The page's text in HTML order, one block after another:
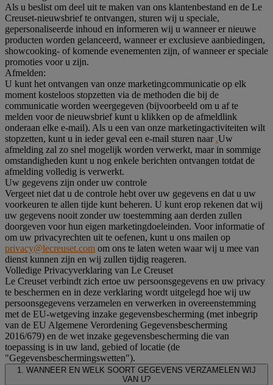
Als u beslist om deel uit te maken van ons klantenbestand en de Le
Creuset-nieuwsbrief te ontvangen, sturen wij u speciale,
gepersonaliseerde inhoud en informeren wij u wanneer er nieuwe
producten worden gelanceerd, wanneer er exclusieve aanbiedingen,
showcooking- of komende evenementen zijn, of wanneer er speciale
promoties voor u zijn.
Afmelden:
U kunt het ontvangen van onze marketingcommunicatie op elk
moment kosteloos stopzetten via de methoden die bij de
communicatie worden weergegeven (bijvoorbeeld om u af te
melden voor de nieuwsbrief kunt u klikken op de afmeldlink
onderaan elke e-mail). Als u een van onze marketingactiviteiten wilt
stopzetten, kunt u in ieder geval een e-mail sturen naar .Uw
afmelding zal zo snel mogelijk worden verwerkt, maar in sommige
omstandigheden kunt u nog enkele berichten ontvangen totdat de
afmelding volledig is verwerkt.
Uw gegevens zijn onder uw controle
Vergeet niet dat u de controle hebt over uw gegevens en dat u uw
voorkeuren te allen tijde kunt beheren. U kunt erop rekenen dat wij
uw gegevens nooit zonder uw toestemming aan derden zullen
doorgeven voor hun eigen marketingdoeleinden. Voor informatie of
om uw privacyrechten uit te oefenen, kunt u ons mailen op
privacy@lecreuset.com om ons te laten weten waar wij u mee van
dienst kunnen zijn en wij zullen tijdig reageren.
Volledige Privacyverklaring van Le Creuset
Le Creuset verbindt zich ertoe uw persoonsgegevens en uw privacy
te beschermen en in deze verklaring wordt uitgelegd hoe wij uw
persoonsgegevens verzamelen en verwerken in overeenstemming
met de EU-wetgeving inzake gegevensbescherming (met inbegrip
van de EU Algemene Verordening Gegevensbescherming
2016/679) en de wet inzake gegevensbescherming die van
toepassing is in uw land, gebied of locatie (de
"Gegevensbeschermingswetten").
1. WANNEER EN WELK SOORT GEGEVENS VERZAMELEN WIJ
VAN U?